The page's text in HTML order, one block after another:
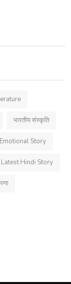
भारतीय संस्कृति
Emotional Story
Latest Hindi Story